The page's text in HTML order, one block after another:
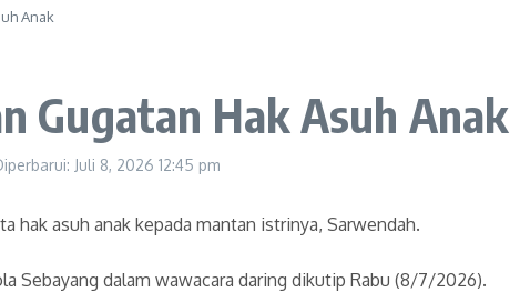
Anak
Gugatan Hak Asuh Anak
Juli 8, 2026 12:45 pm
hak asuh anak kepada mantan istrinya, Sarwendah.
Sebayang dalam wawacara daring dikutip Rabu (8/7/2026).